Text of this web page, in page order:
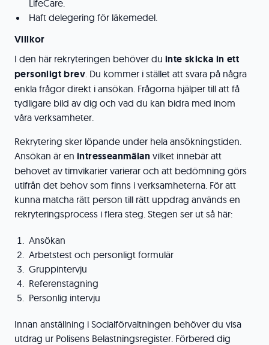
LifeCare.
Haft delegering för läkemedel.
Villkor
I den här rekryteringen behöver du inte skicka in ett
personligt brev. Du kommer i stället att svara på några
enkla frågor direkt i ansökan. Frågorna hjälper till att få
tydligare bild av dig och vad du kan bidra med inom
våra verksamheter.
Rekrytering sker löpande under hela ansökningstiden.
Ansökan är en intresseanmälan vilket innebär att
behovet av timvikarier varierar och att bedömning görs
utifrån det behov som finns i verksamheterna. För att
kunna matcha rätt person till rätt uppdrag används en
rekryteringsprocess i flera steg. Stegen ser ut så här:
Ansökan
Arbetstest och personligt formulär
Gruppintervju
Referenstagning
Personlig intervju
Innan anställning i Socialförvaltningen behöver du visa
utdrag ur Polisens Belastningsregister. Förbered dig